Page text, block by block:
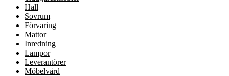
Hall
Sovrum
Förvaring
Mattor
Inredning
Lampor
Leverantörer
Möbelvård